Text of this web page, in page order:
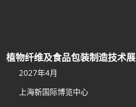
植物纤维及食品包装制造技术展
2027年4月
上海新国际博览中心